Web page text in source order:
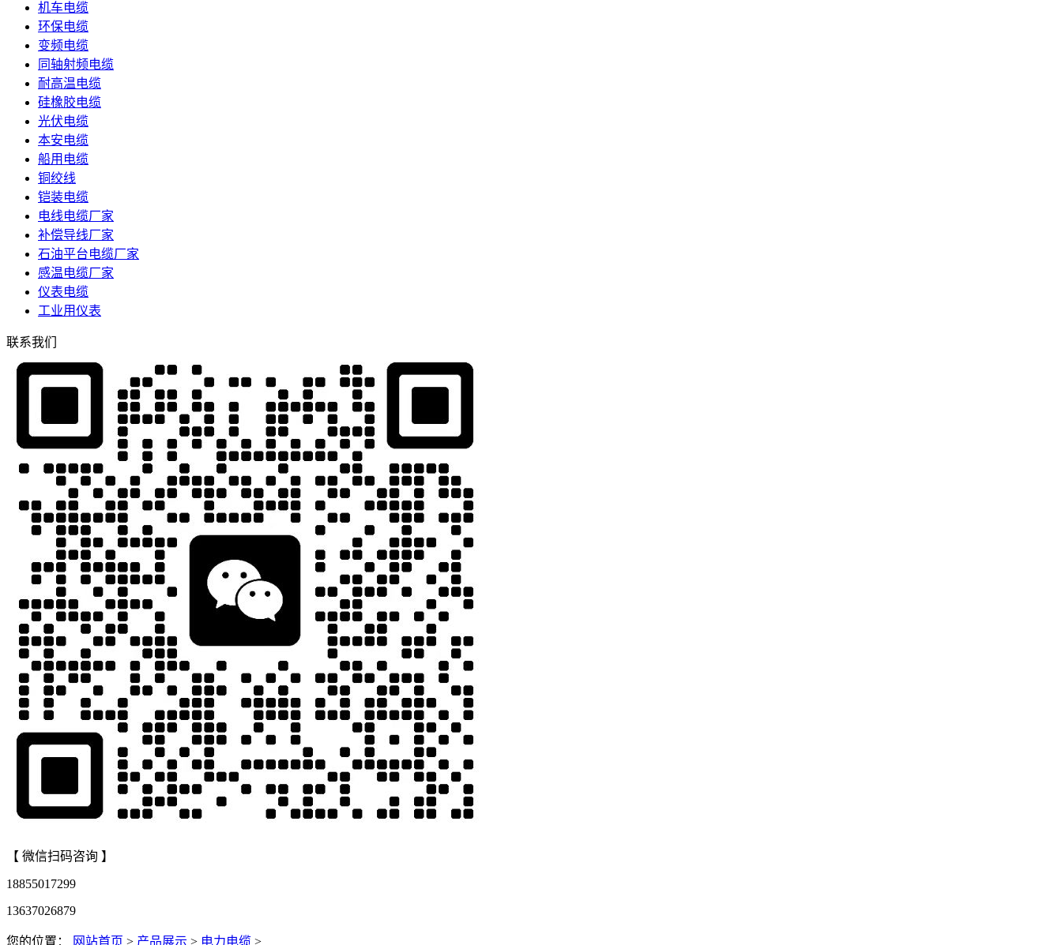
机车电缆
环保电缆
变频电缆
同轴射频电缆
耐高温电缆
硅橡胶电缆
光伏电缆
本安电缆
船用电缆
铜绞线
铠装电缆
电线电缆厂家
补偿导线厂家
石油平台电缆厂家
感温电缆厂家
仪表电缆
工业用仪表
联系我们
【 微信扫码咨询 】
18855017299
13637026879
您的位置： 网站首页 > 产品展示 > 电力电缆 >